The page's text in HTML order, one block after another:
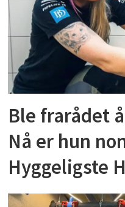
Ble frarådet
Nå er hun
Hyggeligste